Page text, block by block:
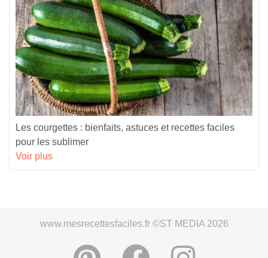
Les courgettes : bienfaits, astuces et recettes faciles
pour les sublimer
Voir plus
www.mesrecettesfaciles.fr ©ST MEDIA 2026